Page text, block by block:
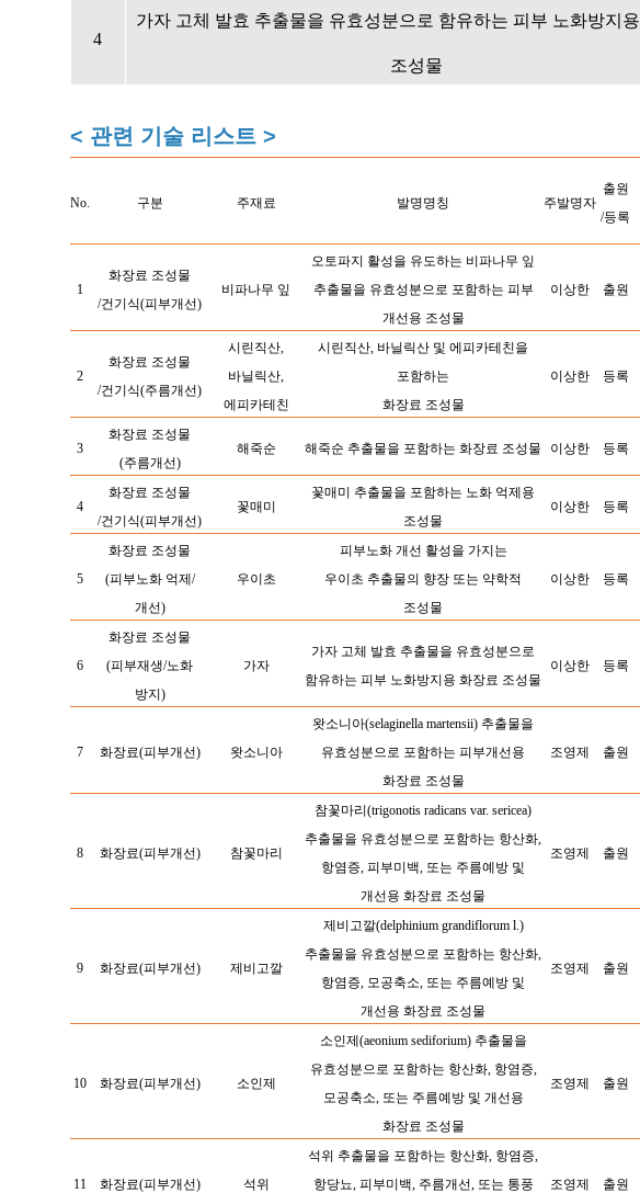
4
가자 고체 발효 추출물을 유효성분으로 함유하는 피부 노화방지용
조성물
< 관련 기술 리스트 >
No. 구분 주재료 발명명칭 주발명자
출원
/등록
1
화장료 조성물
/건기식(피부개선)
비파나무 잎
오토파지 활성을 유도하는 비파나무 잎
추출물을 유효성분으로 포함하는 피부
개선용 조성물
이상한 출원
2
화장료 조성물
/건기식(주름개선)
시린직산,
바닐릭산,
에피카테친
시린직산, 바닐릭산 및 에피카테친을
포함하는
화장료 조성물
이상한 등록
3
화장료 조성물
(주름개선)
해죽순 해죽순 추출물을 포함하는 화장료 조성물 이상한 등록
4
화장료 조성물
/건기식(피부개선)
꽃매미
꽃매미 추출물을 포함하는 노화 억제용
조성물
이상한 등록
5
화장료 조성물
(피부노화 억제/
개선)
우이초
피부노화 개선 활성을 가지는
우이초 추출물의 향장 또는 약학적
조성물
이상한 등록
6
화장료 조성물
(피부재생/노화
방지)
가자
가자 고체 발효 추출물을 유효성분으로
함유하는 피부 노화방지용 화장료 조성물
이상한 등록
7 화장료(피부개선) 왓소니아
왓소니아(selaginella martensii) 추출물을
유효성분으로 포함하는 피부개선용
화장료 조성물
조영제 출원
8 화장료(피부개선) 참꽃마리
참꽃마리(trigonotis radicans var. sericea)
추출물을 유효성분으로 포함하는 항산화,
항염증, 피부미백, 또는 주름예방 및
개선용 화장료 조성물
조영제 출원
9 화장료(피부개선) 제비고깔
제비고깔(delphinium grandiflorum l.)
추출물을 유효성분으로 포함하는 항산화,
항염증, 모공축소, 또는 주름예방 및
개선용 화장료 조성물
조영제 출원
10 화장료(피부개선) 소인제
소인제(aeonium sediforium) 추출물을
유효성분으로 포함하는 항산화, 항염증,
모공축소, 또는 주름예방 및 개선용
화장료 조성물
조영제 출원
11 화장료(피부개선) 석위
석위 추출물을 포함하는 항산화, 항염증,
항당뇨, 피부미백, 주름개선, 또는 통풍
조영제 출원